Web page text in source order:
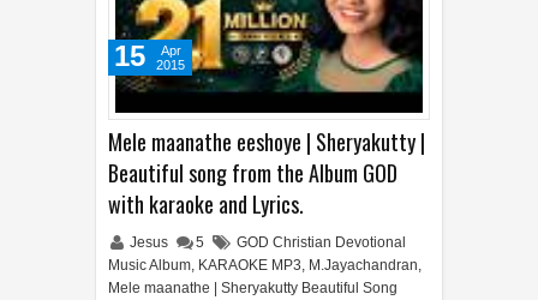
Mele maanathe eeshoye | Sheryakutty |
Beautiful song from the Album GOD
with karaoke and Lyrics.
Jesus 5
GOD Christian Devotional
Music Album, KARAOKE MP3, M.Jayachandran,
Mele maanathe | Sheryakutty Beautiful Song
15
Apr
2015